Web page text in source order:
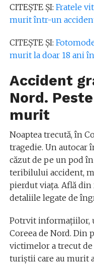
CITEȘTE ȘI: Fratele
murit într-un
CITEȘTE ȘI:
murit la doar 18 ani
Accident
Nord.
murit
Noaptea trecută, în
tragedie. Un autocar
căzut de pe un pod
teribilului accident,
pierdut viața. Află
detaliile legate de
Potrvit informațiilor,
Coreea de Nord. Din
victimelor a trecut de
turiștii care au murit